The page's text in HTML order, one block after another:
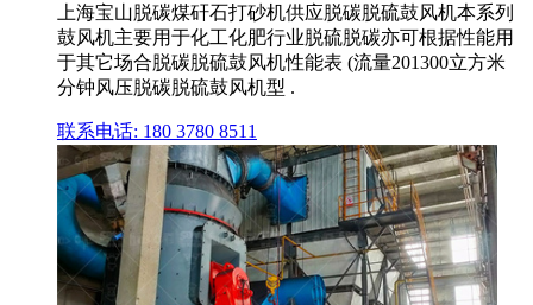
上海宝山脱碳煤矸石打砂机供应脱碳脱硫鼓风机本系列
鼓风机主要用于化工化肥行业脱硫脱碳亦可根据性能用
于其它场合脱碳脱硫鼓风机性能表 (流量201300立方米
分钟风压脱碳脱硫鼓风机型 .
联系电话: 180 3780 8511